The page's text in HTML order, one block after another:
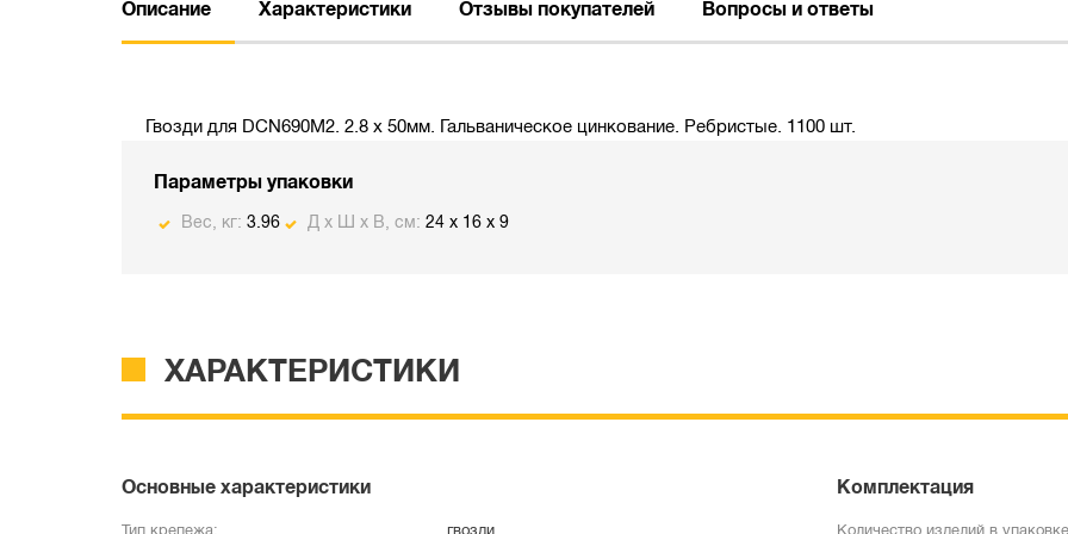
Описание Характеристики Отзывы покупателей Вопросы и ответы
Гвозди для DCN690M2. 2.8 x 50мм. Гальваническое цинкование. Ребристые. 1100 шт.
Параметры упаковки
Вес, кг: 3.96 Д х Ш х В, см: 24 x 16 x 9
ХАРАКТЕРИСТИКИ
Основные характеристики Комплектация